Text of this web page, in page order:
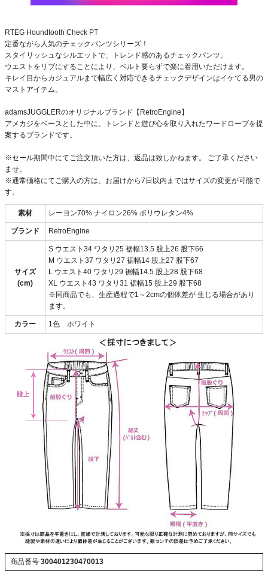
RTEG Houndtooth Check PT
定番ながら人気のチェックパンツシリーズ！
スタイリッシュなシルエットで、トレンド感のあるチェックパンツ。
ウエストをリブにすることにより、ベルト要らずで楽に着用いただけます。
キレイ目からカジュアルまで幅広く対応できるチェックデザインはイケてる男の
マストアイテム。
adamsJUGGLERのオリジナルブランド【RetroEngine】
アメカジをベースとした中に、トレンドと遊び心を取り入れたワードローブを提
案するブランドです。
※セール期間中にてご注文頂いた方は、返品は致しかねます。 ご了承ください
ませ。
※通常価格にてご購入の方は、お届けから7日以内まではサイズの変更が可能で
す。
素材 レーヨン70% ナイロン26% ポリウレタン4%
ブランド RetroEngine
サイズ
(cm)
S ウエスト34 ワタリ25 裾幅13.5 股上26 股下66
M ウエスト37 ワタリ27 裾幅14 股上27 股下67
L ウエスト40 ワタリ29 裾幅14.5 股上28 股下68
XL ウエスト43 ワタリ31 裾幅15 股上29 股下68
※同商品でも、生産過程で1～2cmの個体差が 生じる場合があり
ます。
カラー 1色 ホワイト
商品番号 300401230470013